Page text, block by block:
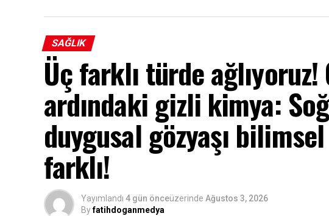
SAĞLIK
Üç farklı türde ağlıyoruz!
ardındaki gizli kimya:
duygusal gözyaşı
farklı!
Yayımlandı 4 gün önceüzerinde Ağustos 3, 2026
Byfatihdoganmedya